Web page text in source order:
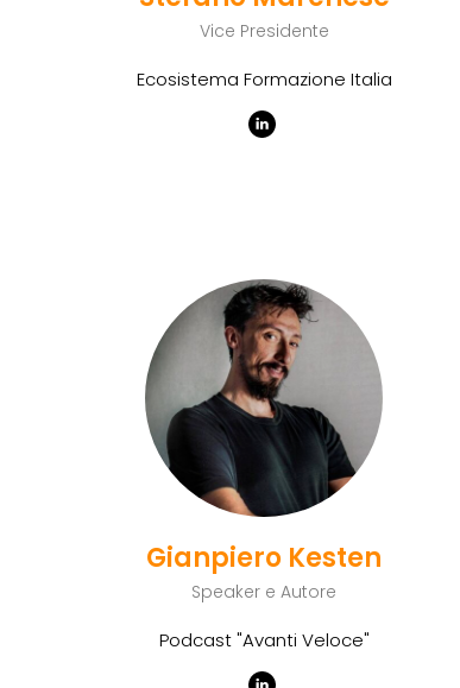
Vice Presidente
Ecosistema Formazione Italia
Gianpiero Kesten
Speaker e Autore
Podcast "Avanti Veloce"